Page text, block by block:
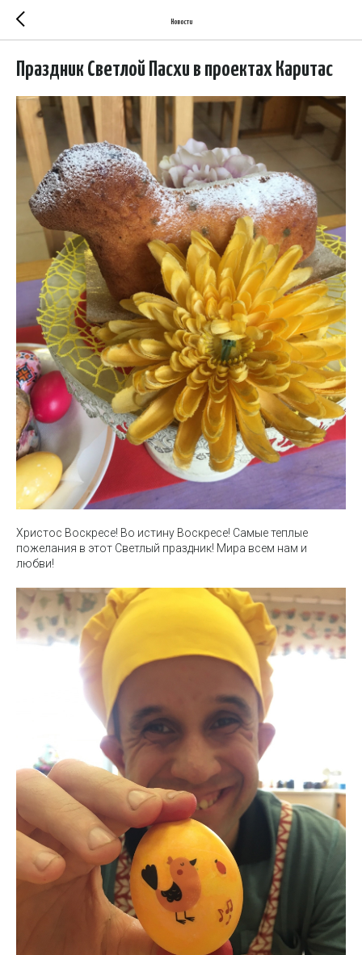
Новости
Праздник Светлой Пасхи в проектах Каритас
Христос Воскресе! Во истину Воскресе! Самые теплые
пожелания в этот Светлый праздник! Мира всем нам и
любви!